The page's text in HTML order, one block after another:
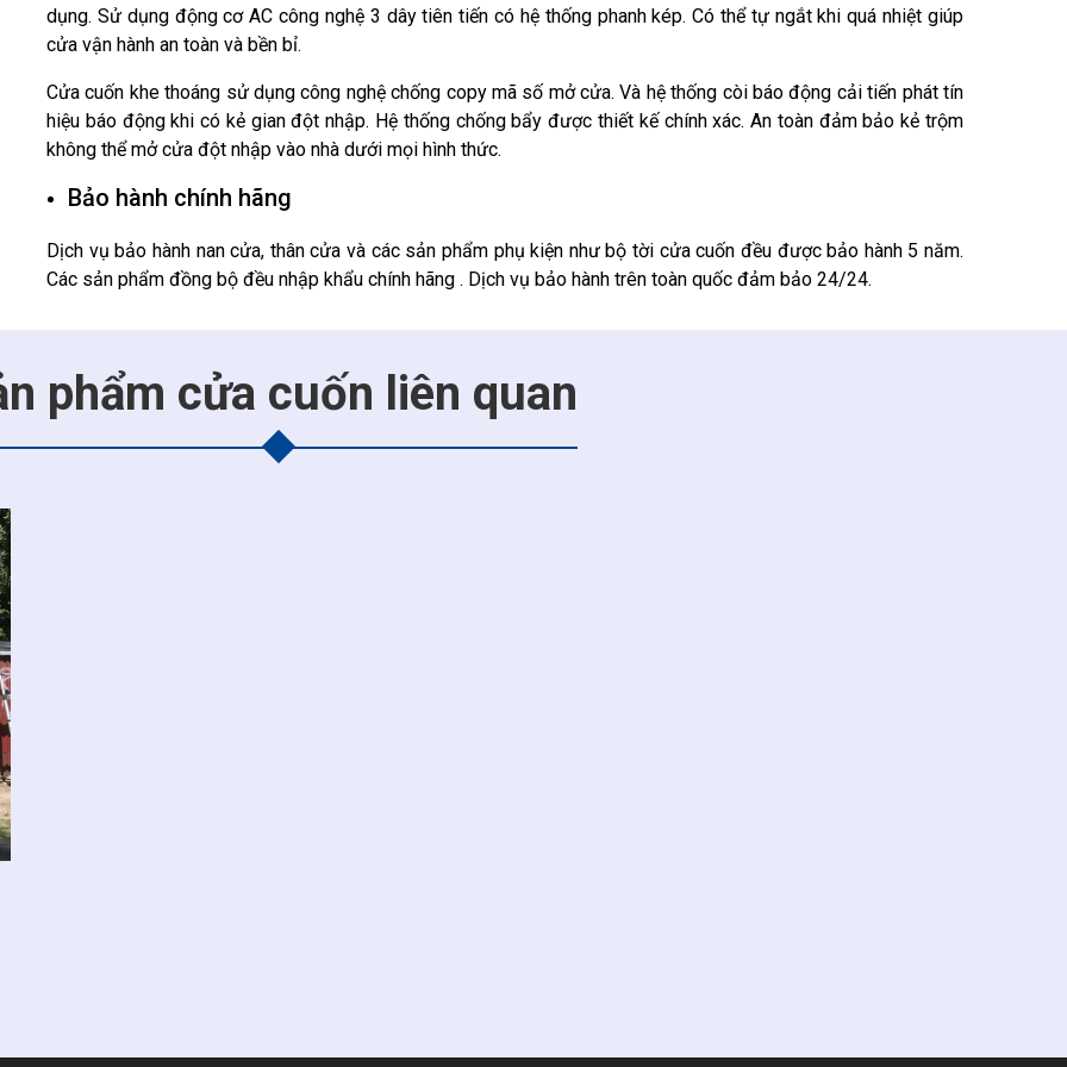
dụng. Sử dụng động cơ AC công nghệ 3 dây tiên tiến có hệ thống phanh kép. Có thể tự ngắt khi quá nhiệt giúp
cửa vận hành an toàn và bền bỉ.
Cửa cuốn khe thoáng sử dụng công nghệ chống copy mã số mở cửa. Và hệ thống còi báo động cải tiến phát tín
hiệu báo động khi có kẻ gian đột nhập. Hệ thống chống bẩy được thiết kế chính xác. An toàn đảm bảo kẻ trộm
không thể mở cửa đột nhập vào nhà dưới mọi hình thức.
Bảo hành chính hãng
Dịch vụ bảo hành nan cửa, thân cửa và các sản phẩm phụ kiện như bộ tời cửa cuốn đều được bảo hành 5 năm.
Các sản phẩm đồng bộ đều nhập khẩu chính hãng . Dịch vụ bảo hành trên toàn quốc đảm bảo 24/24.
phẩm cửa cuốn liên quan